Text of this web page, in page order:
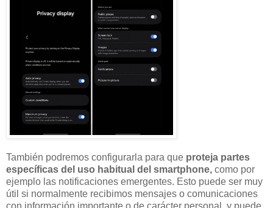
También podremos configurarla para que proteja partes
específicas del uso habitual del smartphone, como por
ejemplo las notificaciones emergentes. Esto puede ser muy
útil si normalmente recibimos mensajes o comunicaciones